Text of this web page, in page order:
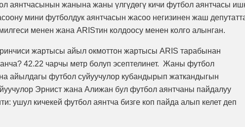
аянтчасынын жанына жаны үлгүдөгү кичи футбол аянтчасы
мини футболдук аянтчасын жасоо негизинен жаш
менен жана ARISтин колдоосу менен колго алынган.
жартысы айыл окмоттон жартысы ARIS тарабынан
42.22 чарчы метр болуп эсептелинет. Жаны футбол
айылдагы футбол суйуучулор кубандырып жаткандыгын
Эрнист жана Алижан бул футбол аянтчаны пайдалуу
ушул кичекей футбол аянтча бизге коп пайда алып келет деп